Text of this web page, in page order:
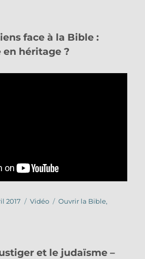
face à la Bible :
héritage ?
2017 Format
Vidéo Catégories
Ouvrir la Bible,
et le judaïsme –